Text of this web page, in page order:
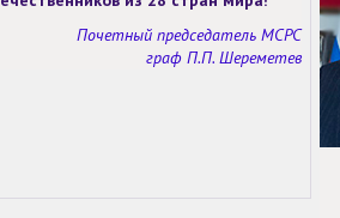
Почетный председатель МСРС
граф П.П. Шереметев